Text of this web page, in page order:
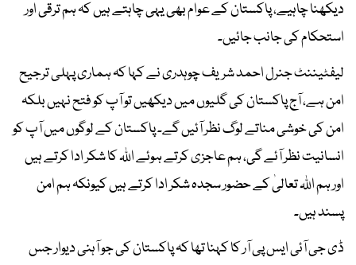
دیکھنا چاہیے، پاکستان کے عوام بھی یہی چاہتے ہیں کہ ہم ترقی اور
استحکام کی جانب جائیں۔
لیفٹیننٹ جنرل احمد شریف چوہدری نے کہا کہ ہماری پہلی ترجیح
امن ہے، آج پاکستان کی گلیوں میں دیکھیں تو آپ کو فتح نہیں بلکہ
امن کی خوشی مناتے لوگ نظر آئیں گے۔ پاکستان کے لوگوں میں آپ کو
انسانیت نظر آئے گی، ہم عاجزی کرتے ہوئے اللہ کا شکر ادا کرتے ہیں
اور ہم اللہ تعالیٰ کے حضور سجدہ شکر ادا کرتے ہیں کیونکہ ہم امن
پسند ہیں۔
ڈی جی آئی ایس پی آر کا کہنا تھا کہ پاکستان کی جو آہنی دیوار جس